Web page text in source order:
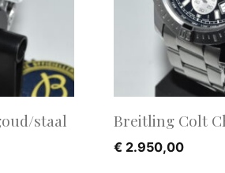
staal
Breitling Colt
€ 2.950,00